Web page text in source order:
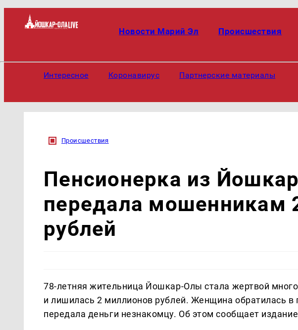
Новости Марий Эл Происшествия
Интересное Коронавирус Партнерские материалы
Происшествия
Пенсионерка из
передала мошенникам
рублей
78-летняя жительница Йошкар-Олы стала жертвой
и лишилась 2 миллионов рублей. Женщина обратилась в
передала деньги незнакомцу. Об этом сообщает издание